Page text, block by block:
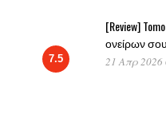
7.5
[Review]
ονείρων σου
21 Απρ 2026